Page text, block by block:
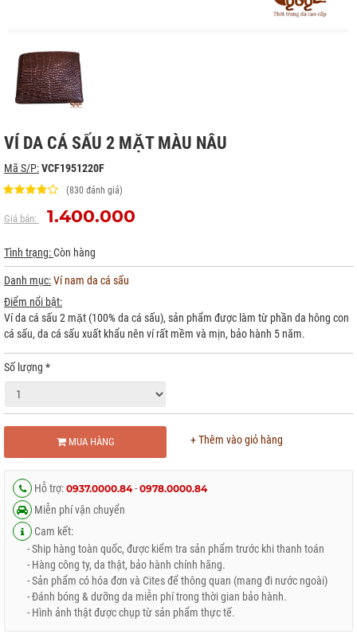
VÍ DA CÁ SẤU 2 MẶT MÀU NÂU
Mã S/P:VCF1951220F
(830 đánh giá)
Giá bán: 1.400.000
Tình trạng:Còn hàng
Danh mục:Ví nam da cá sấu
Điểm nổi bật:
Ví da cá sấu 2 mặt (100% da cá sấu), sản phẩm được làm từ phần da hông con
cá sấu, da cá sấu xuất khẩu nên ví rất mềm và mịn, bảo hành 5 năm.
Số lượng *
MUA HÀNG + Thêm vào giỏ hàng
Hỗ trợ: 0937.0000.84- 0978.0000.84
Miễn phí vận chuyển
Cam kết:
- Ship hàng toàn quốc, được kiểm tra sản phẩm trước khi thanh toán
- Hàng công ty, da thật, bảo hành chính hãng.
- Sản phẩm có hóa đơn và Cites để thông quan (mang đi nước ngoài)
- Đánh bóng & dưỡng da miễn phí trong thời gian bảo hành.
- Hình ảnh thật được chụp từ sản phẩm thực tế.